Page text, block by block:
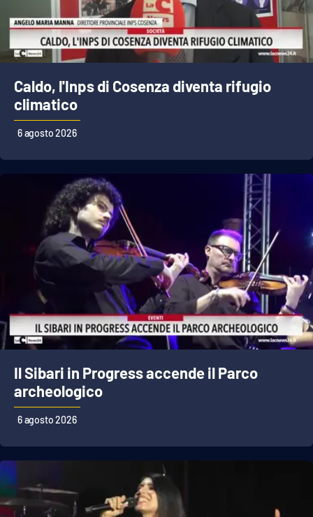
LaC Network
EDIZIONI
LOCALI
Catanzaro
Crotone
Vibo Valentia
Reggio Calabria
Cosenza
Lamezia Terme
PROGETTI
SPECIALI
Buona Sanità Calabria
Destinazioni
Caldo, l'Inps di Cosenza diventa rifugio
climatico
6 agosto 2026
Il Sibari in Progress accende il Parco
archeologico
6 agosto 2026